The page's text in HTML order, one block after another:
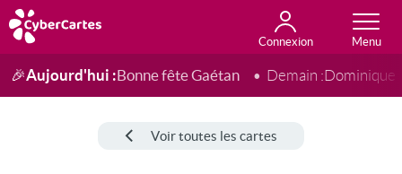
Connexion
Anniversaire
Fête du jour
Amour
Amitié
Merci
Toutes les cartes
🎉Aujourd'hui :Bonne fête Gaétan Demain :Dominique
Voir toutes les cartes